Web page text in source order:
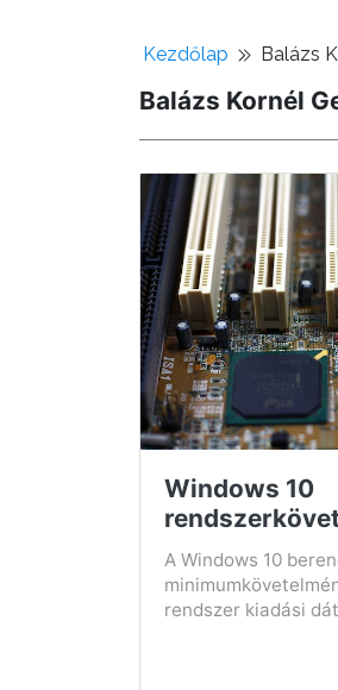
Kezdőlap Balázs
Balázs Kornél
Windows 10
A Windows 10
rendszer kiadási